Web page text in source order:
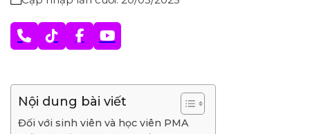
Nội dung bài viết
Đối với sinh viên và học viên PMA